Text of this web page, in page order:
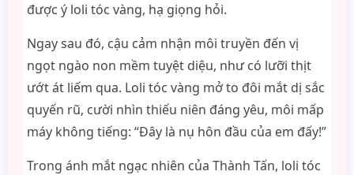
được ý loli tóc vàng, hạ giọng hỏi.
Ngay sau đó, cậu cảm nhận môi truyền đến vị
ngọt ngào non mềm tuyệt diệu, như có lưỡi thịt
ướt át liếm qua. Loli tóc vàng mở to đôi mắt dị sắc
quyến rũ, cười nhìn thiếu niên đáng yêu, môi mấp
máy không tiếng: “Đây là nụ hôn đầu của em đấy!”
Trong ánh mắt ngạc nhiên của Thành Tấn, loli tóc